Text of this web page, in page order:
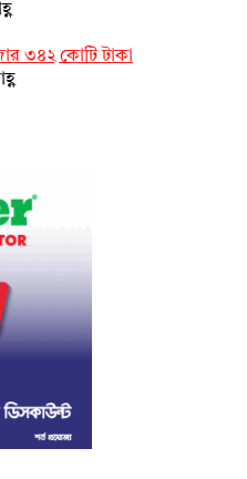
৩৪২ কোটি টাকা